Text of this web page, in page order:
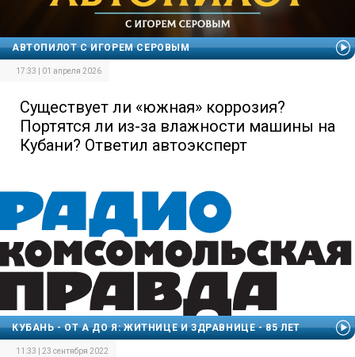
АВТОПИЛОТ С ИГОРЕМ СЕРОВЫМ
17:33 | 01 апреля 2026
Существует ли «южная» коррозия?
Портятся ли из-за влажности машины на
Кубани? Ответил автоэксперт
КУБАНЬ - ОТ А ДО Я: ЖИТНИЦЕ И ЗДРАВНИЦЕ - 85 ЛЕТ
11:33 | 23 сентября 2022